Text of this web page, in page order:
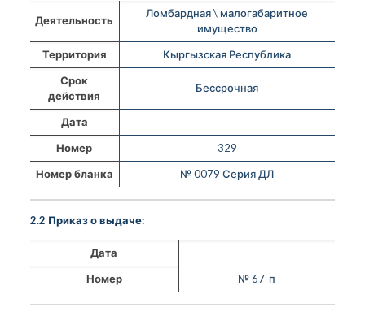
Деятельность
Ломбардная \ малогабаритное
имущество
Территория
Кыргызская Республика
Срок
действия
Бессрочная
Дата
Номер
329
Номер бланка
№ 0079 Серия ДЛ
2.2 Приказ о выдаче:
Дата
Номер
№ 67-п